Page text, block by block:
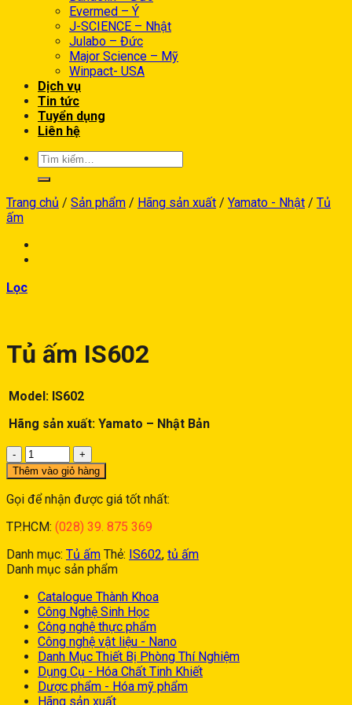
Evermed – Ý
J-SCIENCE – Nhật
Julabo – Đức
Major Science – Mỹ
Winpact- USA
Dịch vụ
Tin tức
Tuyển dụng
Liên hệ
Trang chủ / Sản phẩm / Hãng sản xuất / Yamato - Nhật / Tủ
ấm
Lọc
Tủ ấm IS602
Model: IS602
Hãng sản xuất: Yamato – Nhật Bản
Tủ
ấm
IS602
số
Thêm vào giỏ hàng
Gọi để nhận được giá tốt nhất:
TP.HCM: (028) 39. 875 369
Danh mục: Tủ ấm Thẻ: IS602, tủ ấm
Danh mục sản phẩm
Catalogue Thành Khoa
Công Nghệ Sinh Học
Công nghệ thực phẩm
Công nghệ vật liệu - Nano
Danh Mục Thiết Bị Phòng Thí Nghiệm
Dụng Cụ - Hóa Chất Tinh Khiết
Dược phẩm - Hóa mỹ phẩm
Hãng sản xuất